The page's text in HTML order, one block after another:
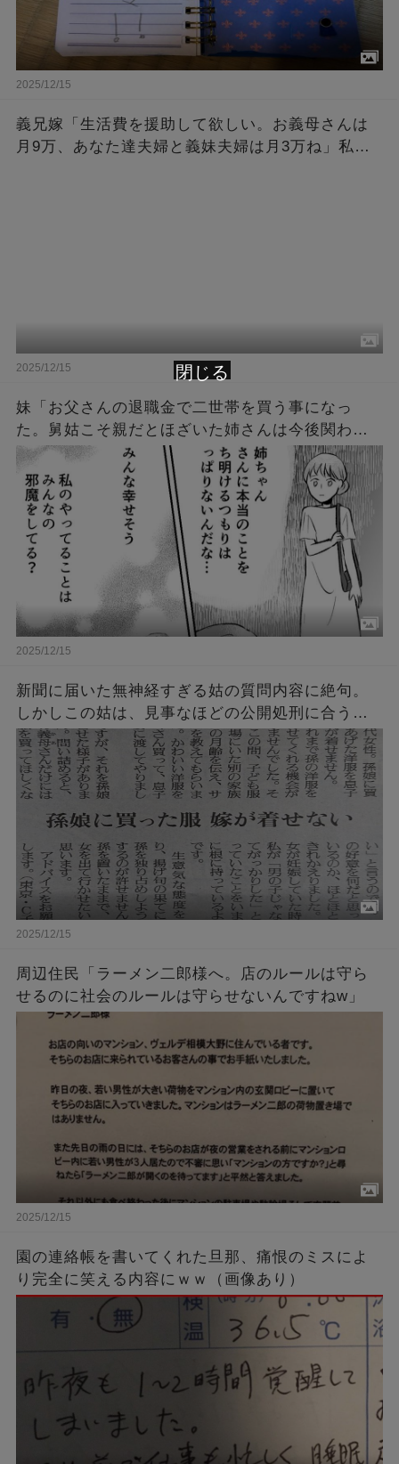
2025/12/15
義兄嫁「生活費を援助して欲しい。お義母さんは
月9万、あなた達夫婦と義妹夫婦は月3万ね」私達
2025/12/15
妹「お父さんの退職金で二世帯を買う事になっ
た。舅姑こそ親だとほざいた姉さんは今後関わる
な。財産は私が引き継ぐ、両親の面倒は私が見
る」→数年後、妹「私の人生メチャクチャ！」
2025/12/15
新聞に届いた無神経すぎる姑の質問内容に絶句。
しかしこの姑は、見事なほどの公開処刑に合うこ
とに・・・
2025/12/15
周辺住民「ラーメン二郎様へ。店のルールは守ら
せるのに社会のルールは守らせないんですねw」
2025/12/15
園の連絡帳を書いてくれた旦那、痛恨のミスによ
り完全に笑える内容にｗｗ（画像あり）
閉じる